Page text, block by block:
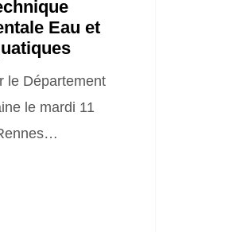
Eau et
le Département
le mardi 11